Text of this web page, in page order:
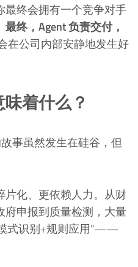
终会拥有一个竞争对手
最终，Agent 负责交付，
在公司内部安静地发生好
着什么？
故事虽然发生在硅谷，但
片化、更依赖人力。从财
申报到质量检测，大量
式识别+规则应用"——